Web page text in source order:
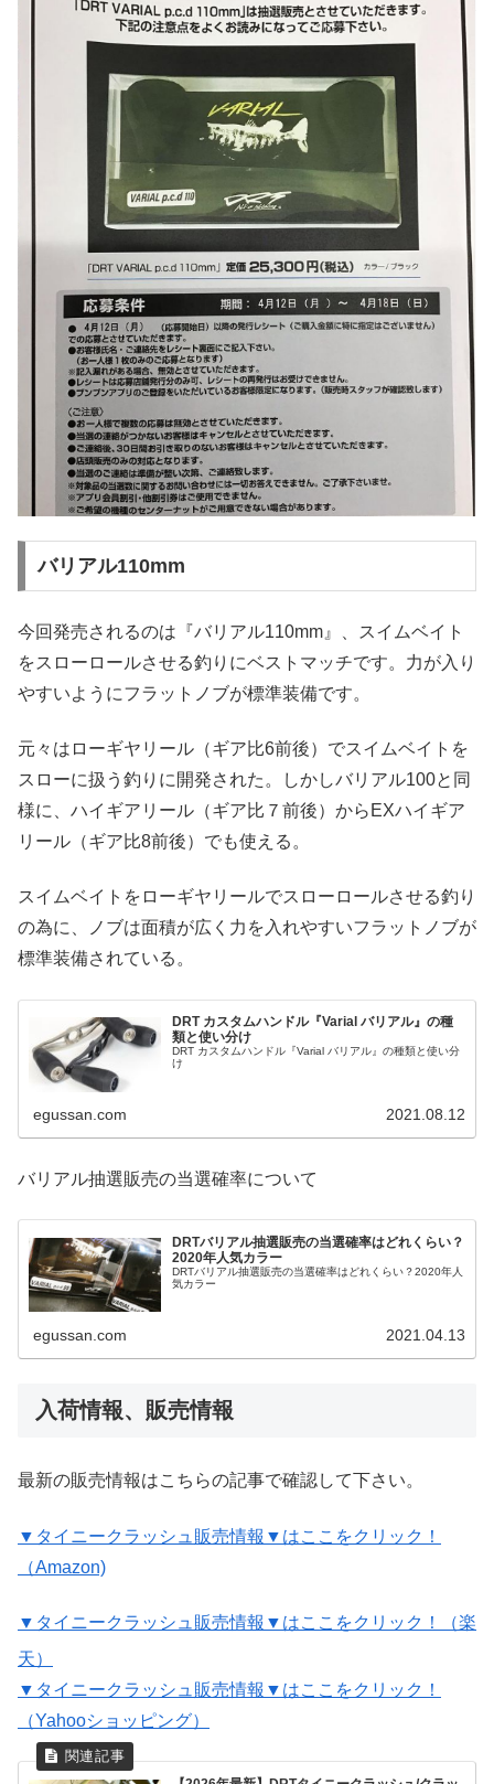
バリアル110mm
今回発売されるのは『バリアル110mm』、スイムベイト
をスローロールさせる釣りにベストマッチです。力が入り
やすいようにフラットノブが標準装備です。
元々はローギヤリール（ギア比6前後）でスイムベイトを
スローに扱う釣りに開発された。しかしバリアル100と同
様に、ハイギアリール（ギア比７前後）からEXハイギア
リール（ギア比8前後）でも使える。
スイムベイトをローギヤリールでスローロールさせる釣り
の為に、ノブは面積が広く力を入れやすいフラットノブが
標準装備されている。
DRT カスタムハンドル『Varial バリアル』の種
類と使い分け
DRT カスタムハンドル『Varial バリアル』の種類と使い分
け
egussan.com 2021.08.12
バリアル抽選販売の当選確率について
DRTバリアル抽選販売の当選確率はどれくらい？
2020年人気カラー
DRTバリアル抽選販売の当選確率はどれくらい？2020年人
気カラー
egussan.com 2021.04.13
入荷情報、販売情報
最新の販売情報はこちらの記事で確認して下さい。
▼タイニークラッシュ販売情報▼はここをクリック！
（Amazon)
▼タイニークラッシュ販売情報▼はここをクリック！（楽
天）
▼タイニークラッシュ販売情報▼はここをクリック！
（Yahooショッピング）